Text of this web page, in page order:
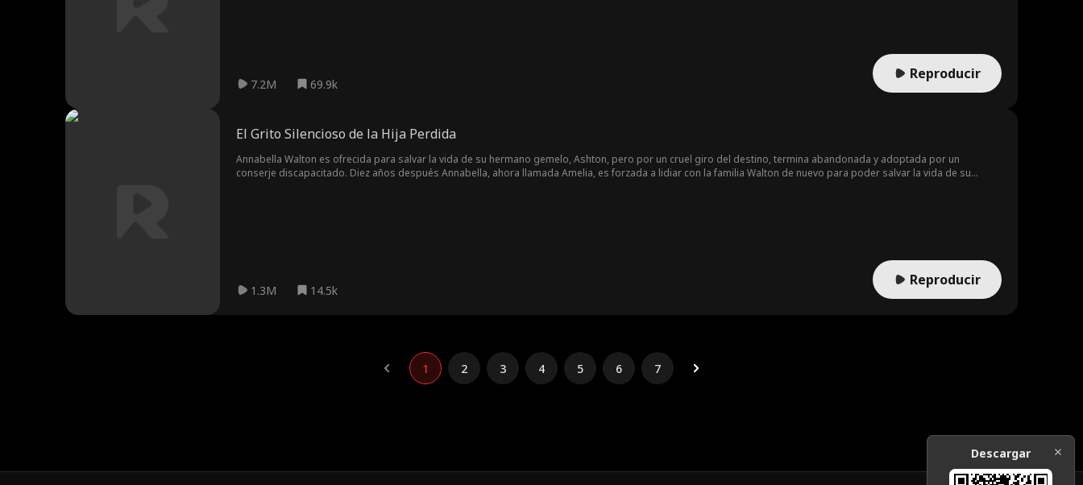
7.2M 69.9k
Reproducir
El Grito Silencioso de la Hija Perdida
Annabella Walton es ofrecida para salvar la vida de su hermano gemelo, Ashton, pero por un cruel giro del destino, termina abandonada y adoptada por un
conserje discapacitado. Diez años después Annabella, ahora llamada Amelia, es forzada a lidiar con la familia Walton de nuevo para poder salvar la vida de su
1.3M 14.5k
Reproducir
1 2 3 4 5 6 7
Descargar